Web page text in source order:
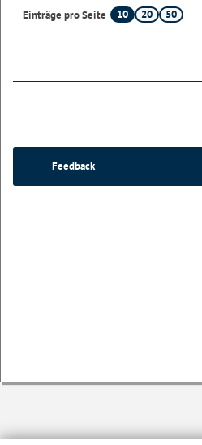
Einträge pro Seite
10 20 50
Feedback